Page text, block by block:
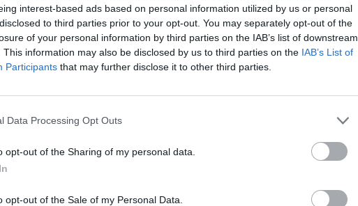
interest-based ads based on personal information utilized by us or personal
to third parties prior to your opt-out. You may separately opt-out of the
of your personal information by third parties on the IAB’s list of downstream
This information may also be disclosed by us to third parties on the IAB’s List of
Participants that may further disclose it to other third parties.
Data Processing Opt Outs
opt-out of the Sharing of my personal data.
opt-out of the Sale of my Personal Data.
(rezonans magnetyczny MRI,
i jednocześnie brakiem innych zmian
do narządów miąższowych- śledziony, wątroby
skutecznie leczone metodami chirurgicznymi
cytoredukcyjny z
to metoda pozwalajaca na uzyskanie bardzo